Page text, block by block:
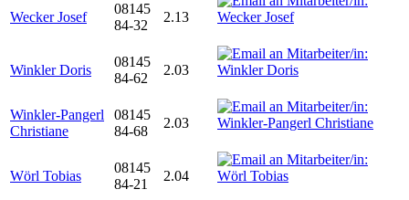
Wecker Josef
08145
84-32
2.13
Winkler Doris
08145
84-62
2.03
Winkler-Pangerl
Christiane
08145
84-68
2.03
Wörl Tobias
08145
84-21
2.04